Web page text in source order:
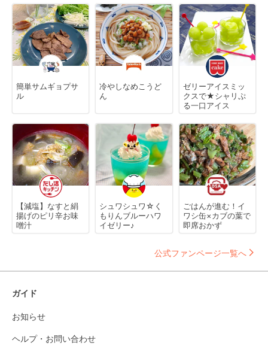
簡単サムギョプサ
ル
冷やしなめこうど
ん
ゼリーアイスミッ
クスで★シャリぷ
る一口アイス
【減塩】なすと絹
揚げのピリ辛お味
噌汁
シュワシュワ☆く
もりんブルーハワ
イゼリー♪
ごはんが進む！イ
ワシ缶×カブの葉で
即席おかず
公式ファンページ一覧へ
ガイド
お知らせ
ヘルプ・お問い合わせ